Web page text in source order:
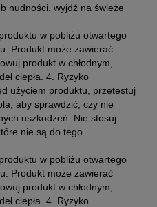
nudności, wyjdź na świeże
w pobliżu otwartego
Produkt może zawierać
produkt w chłodnym,
ciepła. 4. Ryzyko
użyciem produktu, przetestuj
aby sprawdzić, czy nie
uszkodzeń. Nie stosuj
nie są do tego
w pobliżu otwartego
Produkt może zawierać
produkt w chłodnym,
ciepła. 4. Ryzyko